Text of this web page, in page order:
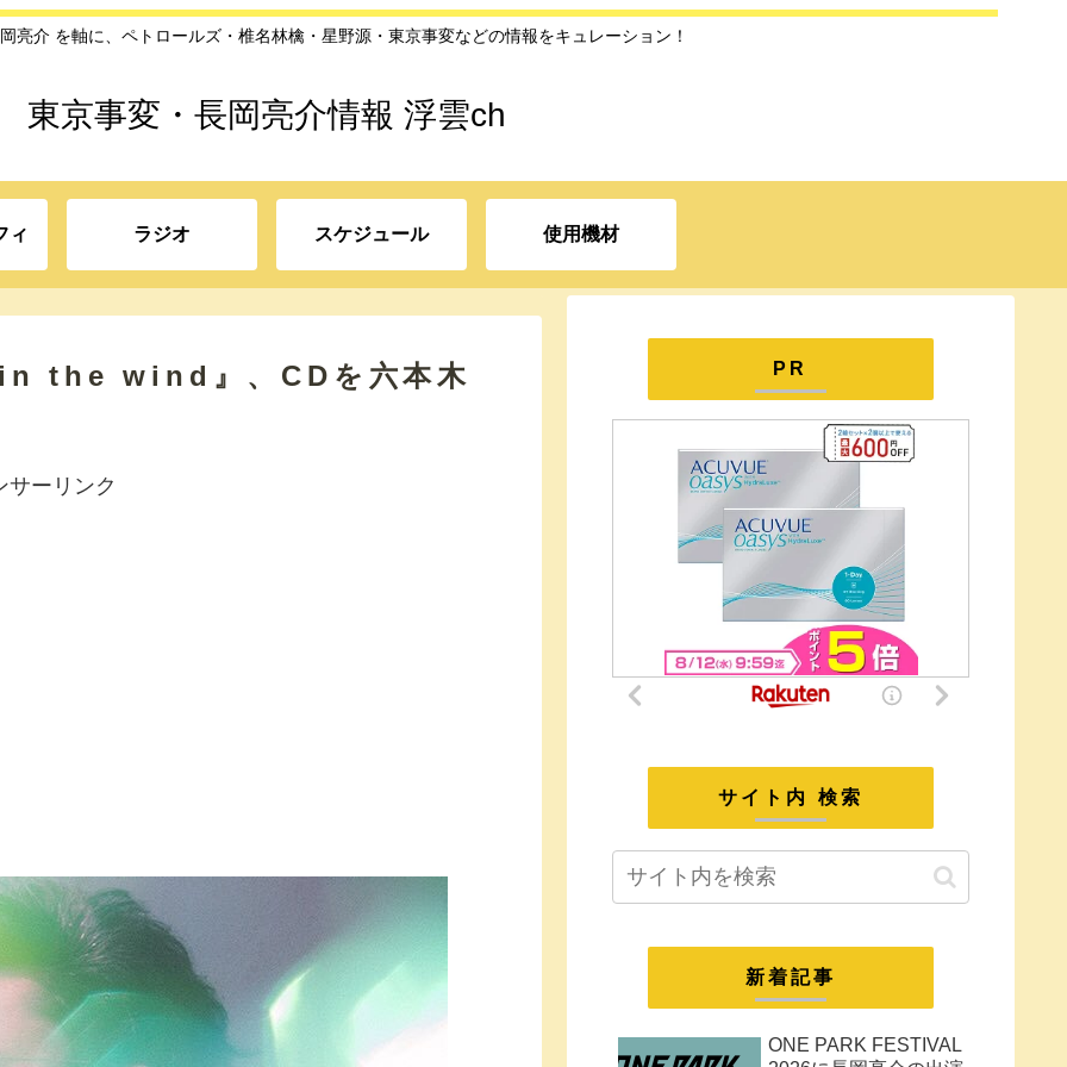
亮介 を軸に、ペトロールズ・椎名林檎・星野源・東京事変などの情報をキュレーション！
東京事変・長岡亮介情報 浮雲ch
ィ ラジオ スケジュール 使用機材
the wind』、CDを六本木
サーリンク
PR
サイト内 検索
新着記事
ONE PARK FESTIVAL